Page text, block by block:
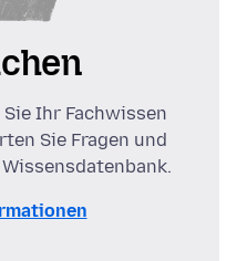
Ihr Fachwissen
Sie Fragen und